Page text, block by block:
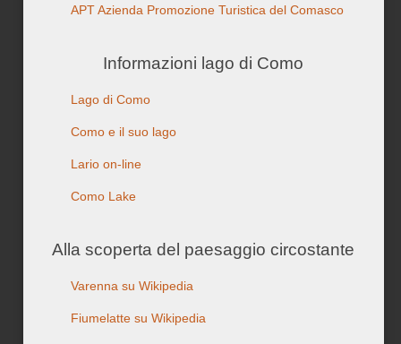
APT Azienda Promozione Turistica del Comasco
Informazioni lago di Como
Lago di Como
Como e il suo lago
Lario on-line
Como Lake
Alla scoperta del paesaggio circostante
Varenna su Wikipedia
Fiumelatte su Wikipedia